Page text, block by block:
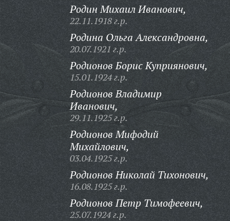
Родин Михаил Иванович,
22.11.1918 г.р.
Родина Ольга Александровна,
20.07.1921 г.р.
Родионов Борис Куприянович,
15.01.1924 г.р.
Родионов Владимир
Иванович,
29.11.1925 г.р.
Родионов Мифодий
Михайлович,
03.04.1925 г.р.
Родионов Николай Тихонович,
16.08.1925 г.р.
Родионов Петр Тимофеевич,
25.07.1924 г.р.